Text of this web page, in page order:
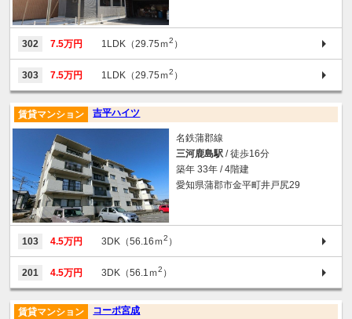
302 7.5万円 1LDK（29.75ｍ2 ）
303 7.5万円 1LDK（29.75ｍ2 ）
吉平ハイツ
賃貸マンション
名鉄蒲郡線
三河鹿島駅 / 徒歩16分
築年 33年 / 4階建
愛知県蒲郡市金平町井戸尻29
103 4.5万円 3DK（56.16ｍ2 ）
201 4.5万円 3DK（56.1ｍ2 ）
コーポ宮成
賃貸マンション